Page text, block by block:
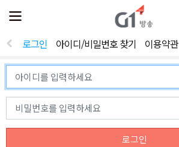
전
체
뉴
열
로그인 아이디/비밀번호 찾기 이용약관
로그인